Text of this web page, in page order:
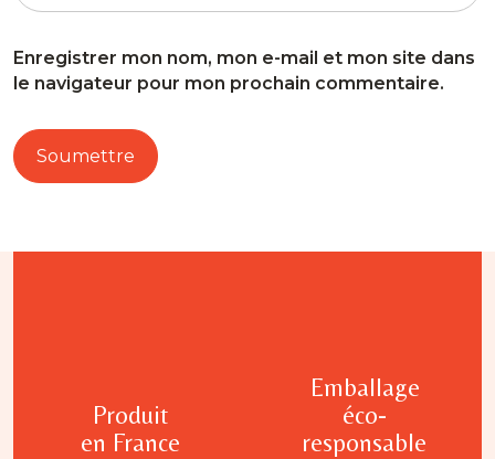
Enregistrer mon nom, mon e-mail et mon site dans
le navigateur pour mon prochain commentaire.
Produit
en France
Emballage
éco-
responsable